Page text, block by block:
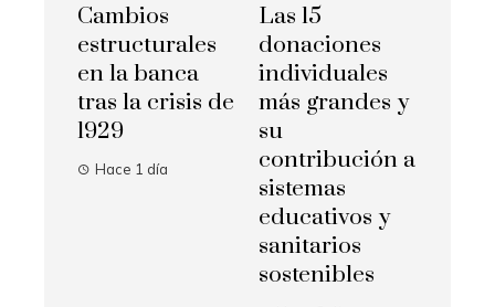
Cambios
estructurales
en la banca
tras la crisis de
1929
Hace 1 día
Las 15
donaciones
individuales
más grandes y
su
contribución a
sistemas
educativos y
sanitarios
sostenibles